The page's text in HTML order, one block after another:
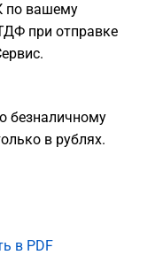
по вашему
при отправке
безналичному
в рублях.
в PDF